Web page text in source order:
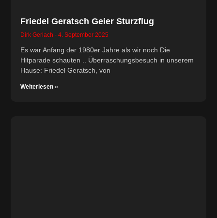
Friedel Geratsch Geier Sturzflug
Dirk Gerlach 4. September 2025
Es war Anfang der 1980er Jahre als wir noch Die
Hitparade schauten .. Überraschungsbesuch in unserem
Hause: Friedel Geratsch, von
Weiterlesen »